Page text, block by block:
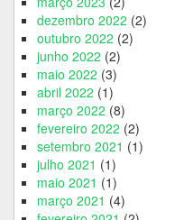
dezembro 2022 (2)
outubro 2022 (2)
junho 2022 (2)
maio 2022 (3)
abril 2022 (1)
março 2022 (8)
fevereiro 2022 (2)
setembro 2021 (1)
julho 2021 (1)
maio 2021 (1)
março 2021 (4)